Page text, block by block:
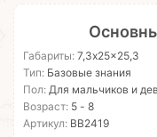
Габариты: 7,3x25x25,3
Тип: Базовые знания
Пол: Для мальчиков и
Возраст: 5 - 8
Артикул: ВВ2419